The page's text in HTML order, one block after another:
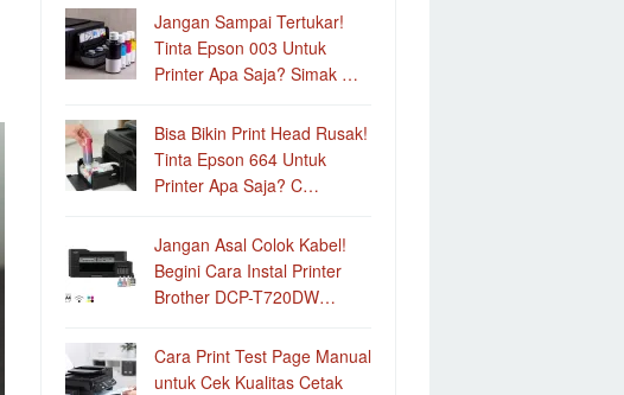
Jangan Sampai Tertukar!
Tinta Epson 003 Untuk
Printer Apa Saja? Simak …
Bisa Bikin Print Head Rusak!
Tinta Epson 664 Untuk
Printer Apa Saja? C…
Jangan Asal Colok Kabel!
Begini Cara Instal Printer
Brother DCP-T720DW…
Cara Print Test Page Manual
untuk Cek Kualitas Cetak